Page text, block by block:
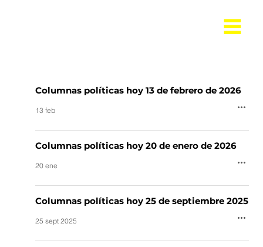
Columnas políticas hoy 13 de febrero de 2026
13 feb
Columnas políticas hoy 20 de enero de 2026
20 ene
Columnas políticas hoy 25 de septiembre 2025
25 sept 2025